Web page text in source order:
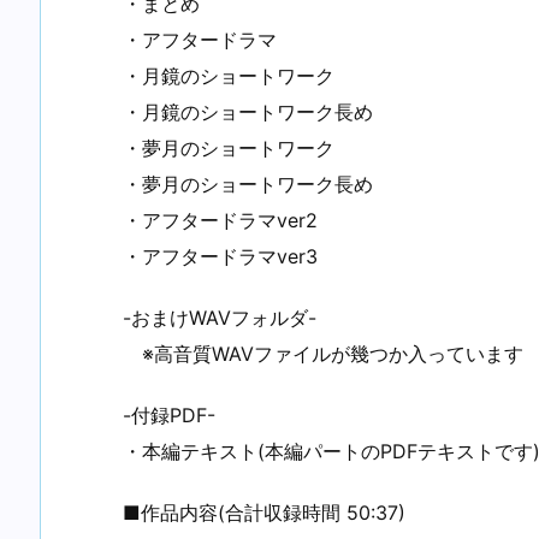
・アフタードラマ
・月鏡のショートワーク
・月鏡のショートワーク長め
・夢月のショートワーク
・夢月のショートワーク長め
・アフタードラマver2
・アフタードラマver3
-おまけWAVフォルダ-
※高音質WAVファイルが幾つか入っています
-付録PDF-
・本編テキスト(本編パートのPDFテキストです)
■作品内容(合計収録時間 50:37)